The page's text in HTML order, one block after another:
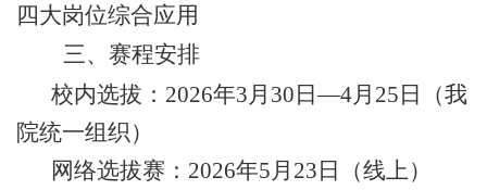
四大岗位综合应用
三、赛程安排
校内选拔： 2026年3月30日—4月25日（我
院统一组织）
网络选拔赛： 2026年5月23日（线上）